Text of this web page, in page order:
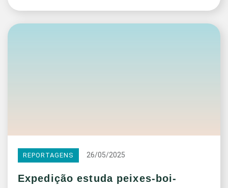
REPORTAGENS 26/05/2025
Expedição estuda peixes-boi-